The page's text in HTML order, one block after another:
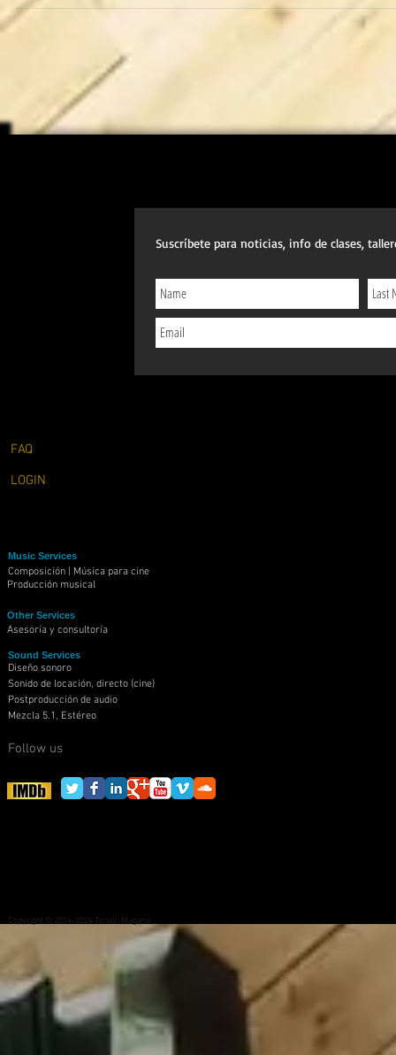
Suscríbete para noticias, info de clases,
FAQ
LOGIN
Music Services
Producción musical
Composición | Música para cine
Other Services
Asesoría y consultoría
Sound Services
Diseño sonoro
Sonido de locación, directo (cine)
Postproducción de audio
Mezcla 5.1, Estéreo
Follow us
Copyright © 2014-2024 Tonalli Magana